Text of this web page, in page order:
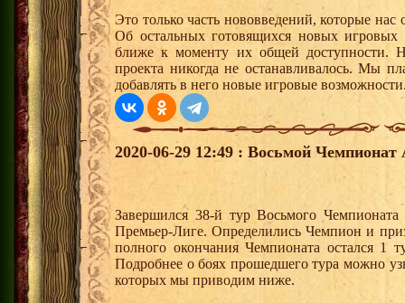
Это только часть нововведений, которые
Об остальных готовящихся новых игровых
ближе к моменту их общей доступности.
проекта никогда не останавливалось. Мы
добавлять в него новые игровые
2020-06-29 12:49 : Восьмой
Завершился 38-й тур Восьмого
Премьер-Лиге. Определились Чемпион и
полного окончания Чемпионата остался
Подробнее о боях прошедшего тура можно
которых мы приводим ниже.